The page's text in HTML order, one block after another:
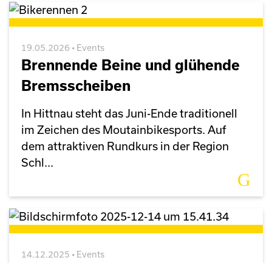
19.05.2026 • Events
Brennende Beine und glühende
Bremsscheiben
In Hittnau steht das Juni-Ende traditionell
im Zeichen des Moutainbikesports. Auf
dem attraktiven Rundkurs in der Region
Schl...
14.12.2025 • Events